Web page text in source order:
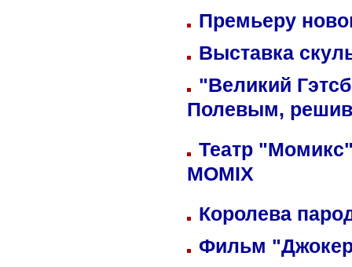
Премьеру
Выставка
"Великий
Полевым,
Театр
MOMIX
Королева
Фильм